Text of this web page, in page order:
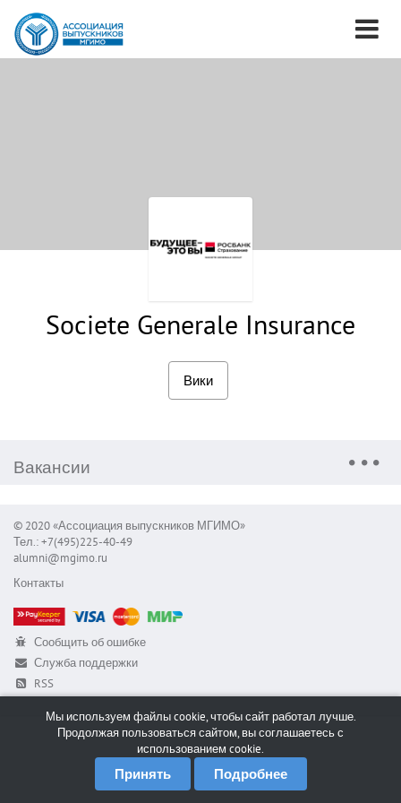
Societe Generale Insurance
Вики
Вакансии
© 2020 «Ассоциация выпускников МГИМО»
Тел.: +7(495)225-40-49
alumni@mgimo.ru
Контакты
Сообщить об ошибке
Служба поддержки
RSS
Мы используем файлы cookie, чтобы сайт работал лучше.
Продолжая пользоваться сайтом, вы соглашаетесь с
использованием cookie.
Принять Подробнее